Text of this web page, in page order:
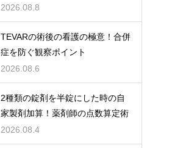
術
2026.08.8
TEVARの術後の看護の極意！合併
症を防ぐ観察ポイント
2026.08.6
2種類の錠剤を半錠にした時の自
家製剤加算！薬剤師の点数算定術
2026.08.4